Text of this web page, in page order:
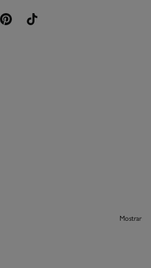
Mostrar